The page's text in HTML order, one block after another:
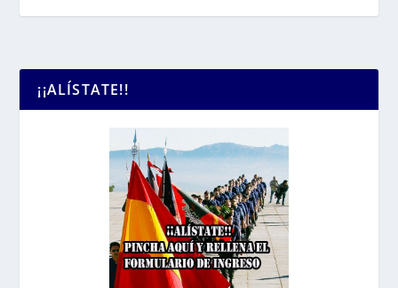
¡¡ALÍSTATE!!